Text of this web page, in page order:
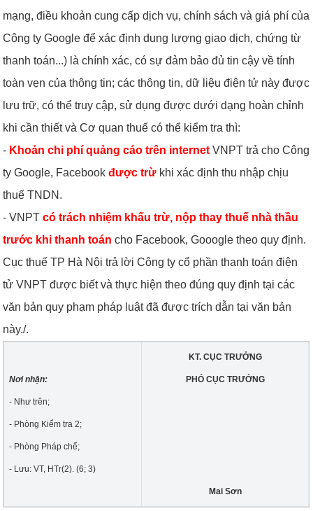
mạng, điều khoản cung cấp dịch vụ, chính sách và giá phí của
Công ty Google để xác định dung lượng giao dịch, chứng từ
thanh toán...) là chính xác, có sự đảm bảo đủ tin cậy về tính
toàn vẹn của thông tin; các thông tin, dữ liệu điện tử này được
lưu trữ, có thể truy cập, sử dụng được dưới dạng hoàn chỉnh
khi cần thiết và Cơ quan thuế có thể kiểm tra thì:
- Khoản chi phí quảng cáo trên internet VNPT trả cho Công
ty Google, Facebookđược trừ khi xác định thu nhập chịu
thuế TNDN.
- VNPTcó trách nhiệm khấu trừ, nộp thay thuế nhà thầu
trước khi thanh toán cho Facebook, Gooogle theo quy định.
Cục thuế TP Hà Nội trả lời Công ty cổ phần thanh toán điện
tử VNPT được biết và thực hiện theo đúng quy định tại các
văn bản quy phạm pháp luật đã được trích dẫn tại văn bản
này./.
Nơi nhận:
- Như trên;
- Phòng Kiểm tra 2;
- Phòng Pháp chế;
- Lưu: VT, HTr(2). (6; 3)
KT. CỤC TRƯỞNG
PHÓ CỤC TRƯỞNG
Mai Sơn